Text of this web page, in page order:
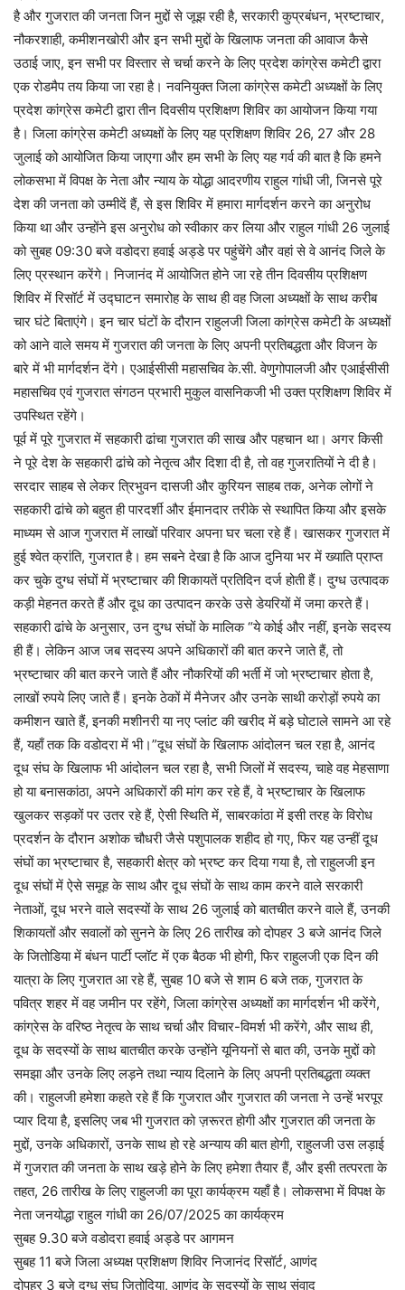
है और गुजरात की जनता जिन मुद्दों से जूझ रही है, सरकारी कुप्रबंधन, भ्रष्टाचार,
नौकरशाही, कमीशनखोरी और इन सभी मुद्दों के खिलाफ जनता की आवाज कैसे
उठाई जाए, इन सभी पर विस्तार से चर्चा करने के लिए प्रदेश कांग्रेस कमेटी द्वारा
एक रोडमैप तय किया जा रहा है। नवनियुक्त जिला कांग्रेस कमेटी अध्यक्षों के लिए
प्रदेश कांग्रेस कमेटी द्वारा तीन दिवसीय प्रशिक्षण शिविर का आयोजन किया गया
है। जिला कांग्रेस कमेटी अध्यक्षों के लिए यह प्रशिक्षण शिविर 26, 27 और 28
जुलाई को आयोजित किया जाएगा और हम सभी के लिए यह गर्व की बात है कि हमने
लोकसभा में विपक्ष के नेता और न्याय के योद्धा आदरणीय राहुल गांधी जी, जिनसे पूरे
देश की जनता को उम्मीदें हैं, से इस शिविर में हमारा मार्गदर्शन करने का अनुरोध
किया था और उन्होंने इस अनुरोध को स्वीकार कर लिया और राहुल गांधी 26 जुलाई
को सुबह 09:30 बजे वडोदरा हवाई अड्डे पर पहुंचेंगे और वहां से वे आनंद जिले के
लिए प्रस्थान करेंगे। निजानंद में आयोजित होने जा रहे तीन दिवसीय प्रशिक्षण
शिविर में रिसॉर्ट में उद्घाटन समारोह के साथ ही वह जिला अध्यक्षों के साथ करीब
चार घंटे बिताएंगे। इन चार घंटों के दौरान राहुलजी जिला कांग्रेस कमेटी के अध्यक्षों
को आने वाले समय में गुजरात की जनता के लिए अपनी प्रतिबद्धता और विजन के
बारे में भी मार्गदर्शन देंगे। एआईसीसी महासचिव के.सी. वेणुगोपालजी और एआईसीसी
महासचिव एवं गुजरात संगठन प्रभारी मुकुल वासनिकजी भी उक्त प्रशिक्षण शिविर में
उपस्थित रहेंगे।
पूर्व में पूरे गुजरात में सहकारी ढांचा गुजरात की साख और पहचान था। अगर किसी
ने पूरे देश के सहकारी ढांचे को नेतृत्व और दिशा दी है, तो वह गुजरातियों ने दी है।
सरदार साहब से लेकर त्रिभुवन दासजी और कुरियन साहब तक, अनेक लोगों ने
सहकारी ढांचे को बहुत ही पारदर्शी और ईमानदार तरीके से स्थापित किया और इसके
माध्यम से आज गुजरात में लाखों परिवार अपना घर चला रहे हैं। खासकर गुजरात में
हुई श्वेत क्रांति, गुजरात है। हम सबने देखा है कि आज दुनिया भर में ख्याति प्राप्त
कर चुके दुग्ध संघों में भ्रष्टाचार की शिकायतें प्रतिदिन दर्ज होती हैं। दुग्ध उत्पादक
कड़ी मेहनत करते हैं और दूध का उत्पादन करके उसे डेयरियों में जमा करते हैं।
सहकारी ढांचे के अनुसार, उन दुग्ध संघों के मालिक “ये कोई और नहीं, इनके सदस्य
ही हैं। लेकिन आज जब सदस्य अपने अधिकारों की बात करने जाते हैं, तो
भ्रष्टाचार की बात करने जाते हैं और नौकरियों की भर्ती में जो भ्रष्टाचार होता है,
लाखों रुपये लिए जाते हैं। इनके ठेकों में मैनेजर और उनके साथी करोड़ों रुपये का
कमीशन खाते हैं, इनकी मशीनरी या नए प्लांट की खरीद में बड़े घोटाले सामने आ रहे
हैं, यहाँ तक कि वडोदरा में भी।”दूध संघों के खिलाफ आंदोलन चल रहा है, आनंद
दूध संघ के खिलाफ भी आंदोलन चल रहा है, सभी जिलों में सदस्य, चाहे वह मेहसाणा
हो या बनासकांठा, अपने अधिकारों की मांग कर रहे हैं, वे भ्रष्टाचार के खिलाफ
खुलकर सड़कों पर उतर रहे हैं, ऐसी स्थिति में, साबरकांठा में इसी तरह के विरोध
प्रदर्शन के दौरान अशोक चौधरी जैसे पशुपालक शहीद हो गए, फिर यह उन्हीं दूध
संघों का भ्रष्टाचार है, सहकारी क्षेत्र को भ्रष्ट कर दिया गया है, तो राहुलजी इन
दूध संघों में ऐसे समूह के साथ और दूध संघों के साथ काम करने वाले सरकारी
नेताओं, दूध भरने वाले सदस्यों के साथ 26 जुलाई को बातचीत करने वाले हैं, उनकी
शिकायतों और सवालों को सुनने के लिए 26 तारीख को दोपहर 3 बजे आनंद जिले
के जितोडिया में बंधन पार्टी प्लॉट में एक बैठक भी होगी, फिर राहुलजी एक दिन की
यात्रा के लिए गुजरात आ रहे हैं, सुबह 10 बजे से शाम 6 बजे तक, गुजरात के
पवित्र शहर में वह जमीन पर रहेंगे, जिला कांग्रेस अध्यक्षों का मार्गदर्शन भी करेंगे,
कांग्रेस के वरिष्ठ नेतृत्व के साथ चर्चा और विचार-विमर्श भी करेंगे, और साथ ही,
दूध के सदस्यों के साथ बातचीत करके उन्होंने यूनियनों से बात की, उनके मुद्दों को
समझा और उनके लिए लड़ने तथा न्याय दिलाने के लिए अपनी प्रतिबद्धता व्यक्त
की। राहुलजी हमेशा कहते रहे हैं कि गुजरात और गुजरात की जनता ने उन्हें भरपूर
प्यार दिया है, इसलिए जब भी गुजरात को ज़रूरत होगी और गुजरात की जनता के
मुद्दों, उनके अधिकारों, उनके साथ हो रहे अन्याय की बात होगी, राहुलजी उस लड़ाई
में गुजरात की जनता के साथ खड़े होने के लिए हमेशा तैयार हैं, और इसी तत्परता के
तहत, 26 तारीख के लिए राहुलजी का पूरा कार्यक्रम यहाँ है। लोकसभा में विपक्ष के
नेता जनयोद्धा राहुल गांधी का 26/07/2025 का कार्यक्रम
सुबह 9.30 बजे वडोदरा हवाई अड्डे पर आगमन
सुबह 11 बजे जिला अध्यक्ष प्रशिक्षण शिविर निजानंद रिसॉर्ट, आणंद
दोपहर 3 बजे दुग्ध संघ जितोदिया, आणंद के सदस्यों के साथ संवाद